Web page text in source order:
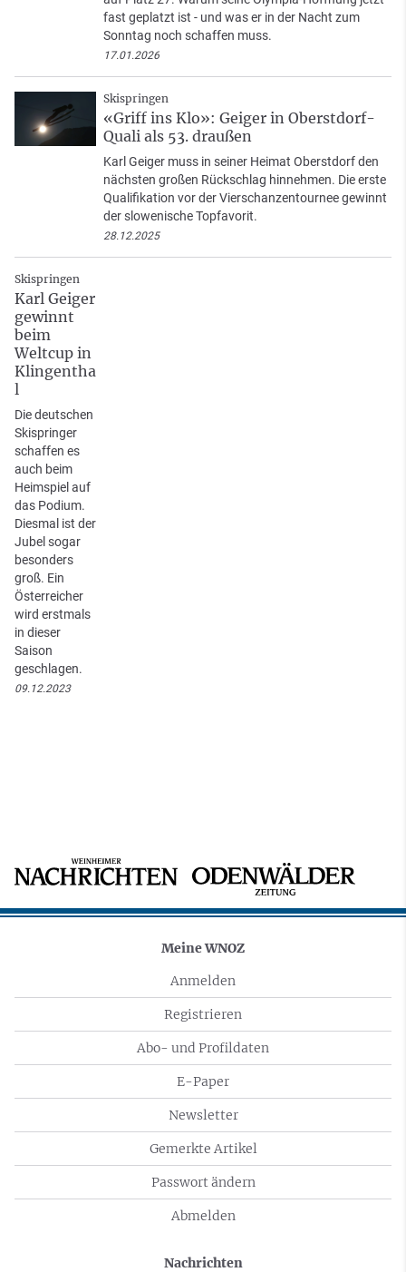
fast geplatzt ist - und was er in der Nacht zum
Sonntag noch schaffen muss.
17.01.2026
Skispringen
«Griff ins Klo»: Geiger in Oberstdorf-
Quali als 53. draußen
Karl Geiger muss in seiner Heimat Oberstdorf den
nächsten großen Rückschlag hinnehmen. Die erste
Qualifikation vor der Vierschanzentournee gewinnt
der slowenische Topfavorit.
28.12.2025
Skispringen
Karl Geiger
gewinnt
beim
Weltcup in
Klingentha
l
Die deutschen
Skispringer
schaffen es
auch beim
Heimspiel auf
das Podium.
Diesmal ist der
Jubel sogar
besonders
groß. Ein
Österreicher
wird erstmals
in dieser
Saison
geschlagen.
09.12.2023
Meine WNOZ
Anmelden
Registrieren
Abo- und Profildaten
E-Paper
Newsletter
Gemerkte Artikel
Passwort ändern
Abmelden
Nachrichten